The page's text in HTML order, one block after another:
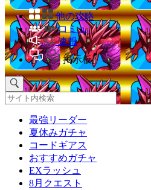
他の攻略
コミュ
速報
掲示板
最強リーダー
夏休みガチャ
コードギアス
おすすめガチャ
EXラッシュ
8月クエスト